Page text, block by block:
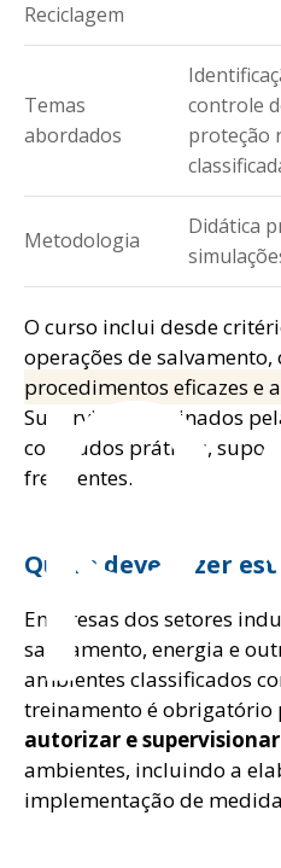
Reciclagem
Temas
abordados
controle
proteção
Metodologia
Didática
O curso inclui desde
operações de salvamento,
procedimentos eficazes e
Supervisores treinados
conteúdos práticos,
frequentes.
Quem deve fazer
Empresas dos setores
saneamento, energia e
ambientes classificados
treinamento é obrigatório
autorizar e
ambientes, incluindo a
implementação de